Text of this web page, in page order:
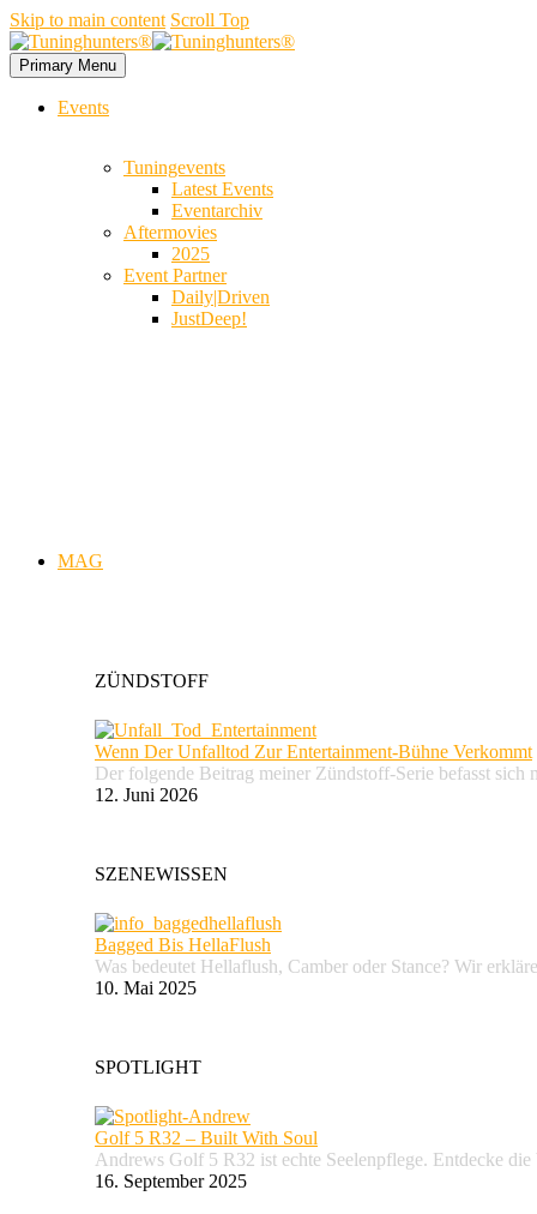
Skip to main content Scroll Top
Primary Menu
Events
Tuningevents
Latest Events
Eventarchiv
Aftermovies
2025
Event Partner
Daily|Driven
JustDeep!
MAG
ZÜNDSTOFF
Wenn Der Unfalltod Zur Entertainment-Bühne Verkommt
Der folgende Beitrag meiner Zündstoff-Serie befasst
12. Juni 2026
SZENEWISSEN
Bagged Bis HellaFlush
Was bedeutet Hellaflush, Camber oder Stance? Wir
10. Mai 2025
SPOTLIGHT
Golf 5 R32 – Built With Soul
Andrews Golf 5 R32 ist echte Seelenpflege. Entdecke
16. September 2025